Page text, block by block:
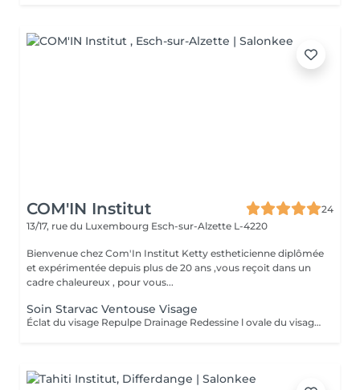
COM'IN Institut
24
13/17, rue du Luxembourg Esch-sur-Alzette L-4220
Bienvenue chez Com'In Institut Ketty estheticienne diplômée
et expérimentée depuis plus de 20 ans ,vous reçoit dans un
cadre chaleureux , pour vous...
Soin Starvac Ventouse Visage
Éclat du visage Repulpe Drainage Redessine l ovale du visage Nettoyage du visage ,traitement ventouse et application d'une crème